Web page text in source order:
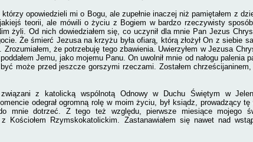
którzy opowiedzieli mi o Bogu, ale zupełnie inaczej niż pamiętałem z
teorii, ale mówili o życiu z Bogiem w bardzo rzeczywisty
żyli. Od nich dowiedziałem się, co uczynił dla mnie Pan Jezus
Że śmierć Jezusa na krzyżu była ofiarą, którą złożył On z siebie
Zrozumiałem, że potrzebuję tego zbawienia. Uwierzyłem w Jezusa
Jemu, jako mojemu Panu. On uwolnił mnie od nałogu palenia
może przed jeszcze gorszymi rzeczami. Zostałem
z katolicką wspólnotą Odnowy w Duchu Świętym w
odegrał ogromną rolę w moim życiu, był ksiądz, prowadzący tę
mnie dotrzeć. Z tego też względu, pierwsze miesiące mojego
Kościołem Rzymskokatolickim. Zastanawiałem się nawet nad